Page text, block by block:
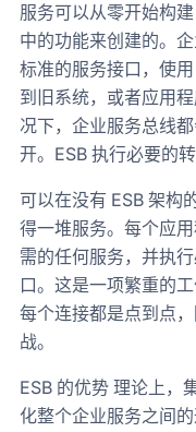
服务可以从零开始构
中的功能来创建的。
标准的服务接口，使
到旧系统，或者应用
况下，企业服务总线
开。ESB 执行必要的
可以在没有 ESB 架构
得一堆服务。每个应
需的任何服务，并执
口。这是一项繁重的
每个连接都是点到点
战。
ESB 的优势 理论上，
化整个企业服务之间